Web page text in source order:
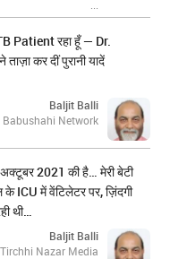
Patient रहा हूँ — Dr.
कर दीं पुरानी यादें
Baljit Balli
Babushahi Network
2021 की है… मेरी बेटी
के ICU में वेंटिलेटर पर, ज़िंदगी
थी…
Baljit Balli
Nazar Media